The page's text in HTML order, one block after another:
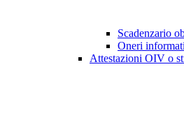
Scadenzario
Oneri
Attestazioni OIV o